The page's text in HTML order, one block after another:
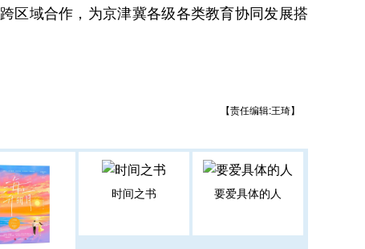
区域合作，为京津冀各级各类教育协同发展搭
【责任编辑:王琦】
时间之书 要爱具体的人